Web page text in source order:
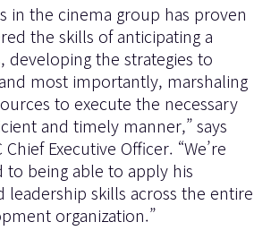
in the cinema group has proven
the skills of anticipating a
developing the strategies to
most importantly, marshaling
to execute the necessary
and timely manner,” says
Executive Officer. “We’re
to being able to apply his
leadership skills across the entire
organization.”